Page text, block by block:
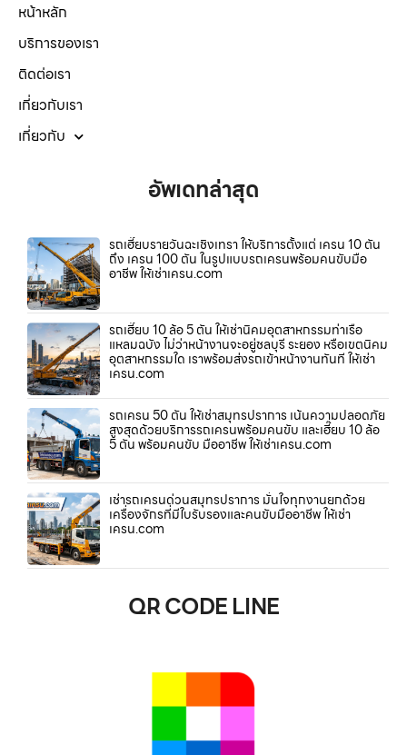
หน้าหลัก
บริการของเรา
ติดต่อเรา
เกี่ยวกับเรา
เกี่ยวกับ
อัพเดทล่าสุด
รถเฮี๊ยบรายวันฉะเชิงเทรา ให้บริการตั้งแต่ เครน 10 ตัน
ถึง เครน 100 ตัน ในรูปแบบรถเครนพร้อมคนขับมือ
อาชีพ ให้เช่าเครน.com
รถเฮี๊ยบ 10 ล้อ 5 ตัน ให้เช่านิคมอุตสาหกรรมท่าเรือ
แหลมฉบัง ไม่ว่าหน้างานจะอยู่ชลบุรี ระยอง หรือเขตนิคม
อุตสาหกรรมใด เราพร้อมส่งรถเข้าหน้างานทันที ให้เช่า
เครน.com
รถเครน 50 ตัน ให้เช่าสมุทรปราการ เน้นความปลอดภัย
สูงสุดด้วยบริการรถเครนพร้อมคนขับ และเฮี๊ยบ 10 ล้อ
5 ตัน พร้อมคนขับ มืออาชีพ ให้เช่าเครน.com
เช่ารถเครนด่วนสมุทรปราการ มั่นใจทุกงานยกด้วย
เครื่องจักรที่มีใบรับรองและคนขับมืออาชีพ ให้เช่า
เครน.com
QR CODE LINE